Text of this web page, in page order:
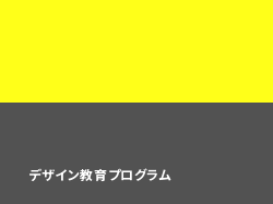
デザイン教育プログラム